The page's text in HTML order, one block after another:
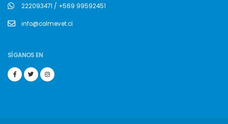
222093471 / +569 99592451
info@colmevet.cl
SÍGANOS EN